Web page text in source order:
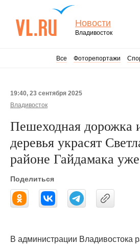
Новости
Владивосток
Все Фоторепортажи
19:40, 23 сентября 2025
Владивосток
Пешеходная дорожка
деревья украсят
районе Гайдамака
Поделиться
В администрации Владивостока